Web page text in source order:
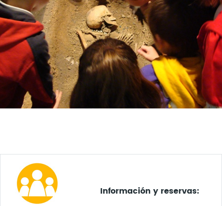
Información y reservas: